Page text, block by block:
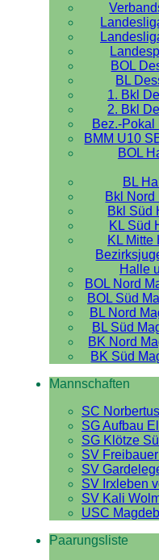
BOL
BL
1. Bkl
2. Bkl
Bez.-Pokal
BMM U10
BOL
BL
Bkl Nord
Bkl Süd
KL Süd
KL Mitte
Halle
BOL Nord
BOL Süd
BL Nord
BL Süd
BK Nord
BK Süd
Mannschaften
SC Norbertus
SG Aufbau
SG Klötze
SV Freibauer
SV
SV Irxleben
SV Kali
USC
Paarungsliste